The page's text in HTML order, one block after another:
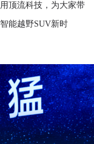
顶流科技，为大家带
能越野SUV新时